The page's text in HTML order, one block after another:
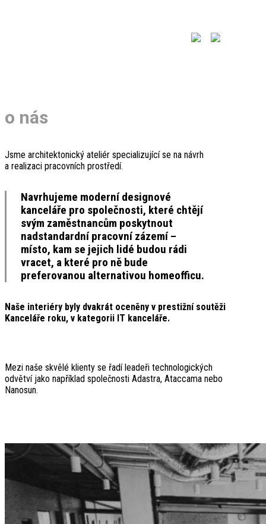
o nás
Jsme architektonický ateliér specializující se na návrh
a realizaci pracovních prostředí.
Navrhujeme moderní designové
kanceláře pro společnosti, které chtějí
svým zaměstnancům poskytnout
nadstandardní pracovní zázemí –
místo, kam se jejich lidé budou rádi
vracet, a které pro ně bude
preferovanou alternativou homeofficu.
Naše interiéry byly dvakrát oceněny v prestižní soutěži
Kanceláře roku, v kategorii IT kanceláře.
Mezi naše skvělé klienty se řadí leadeři technologických
odvětví jako například společnosti Adastra, Ataccama nebo
Nanosun.